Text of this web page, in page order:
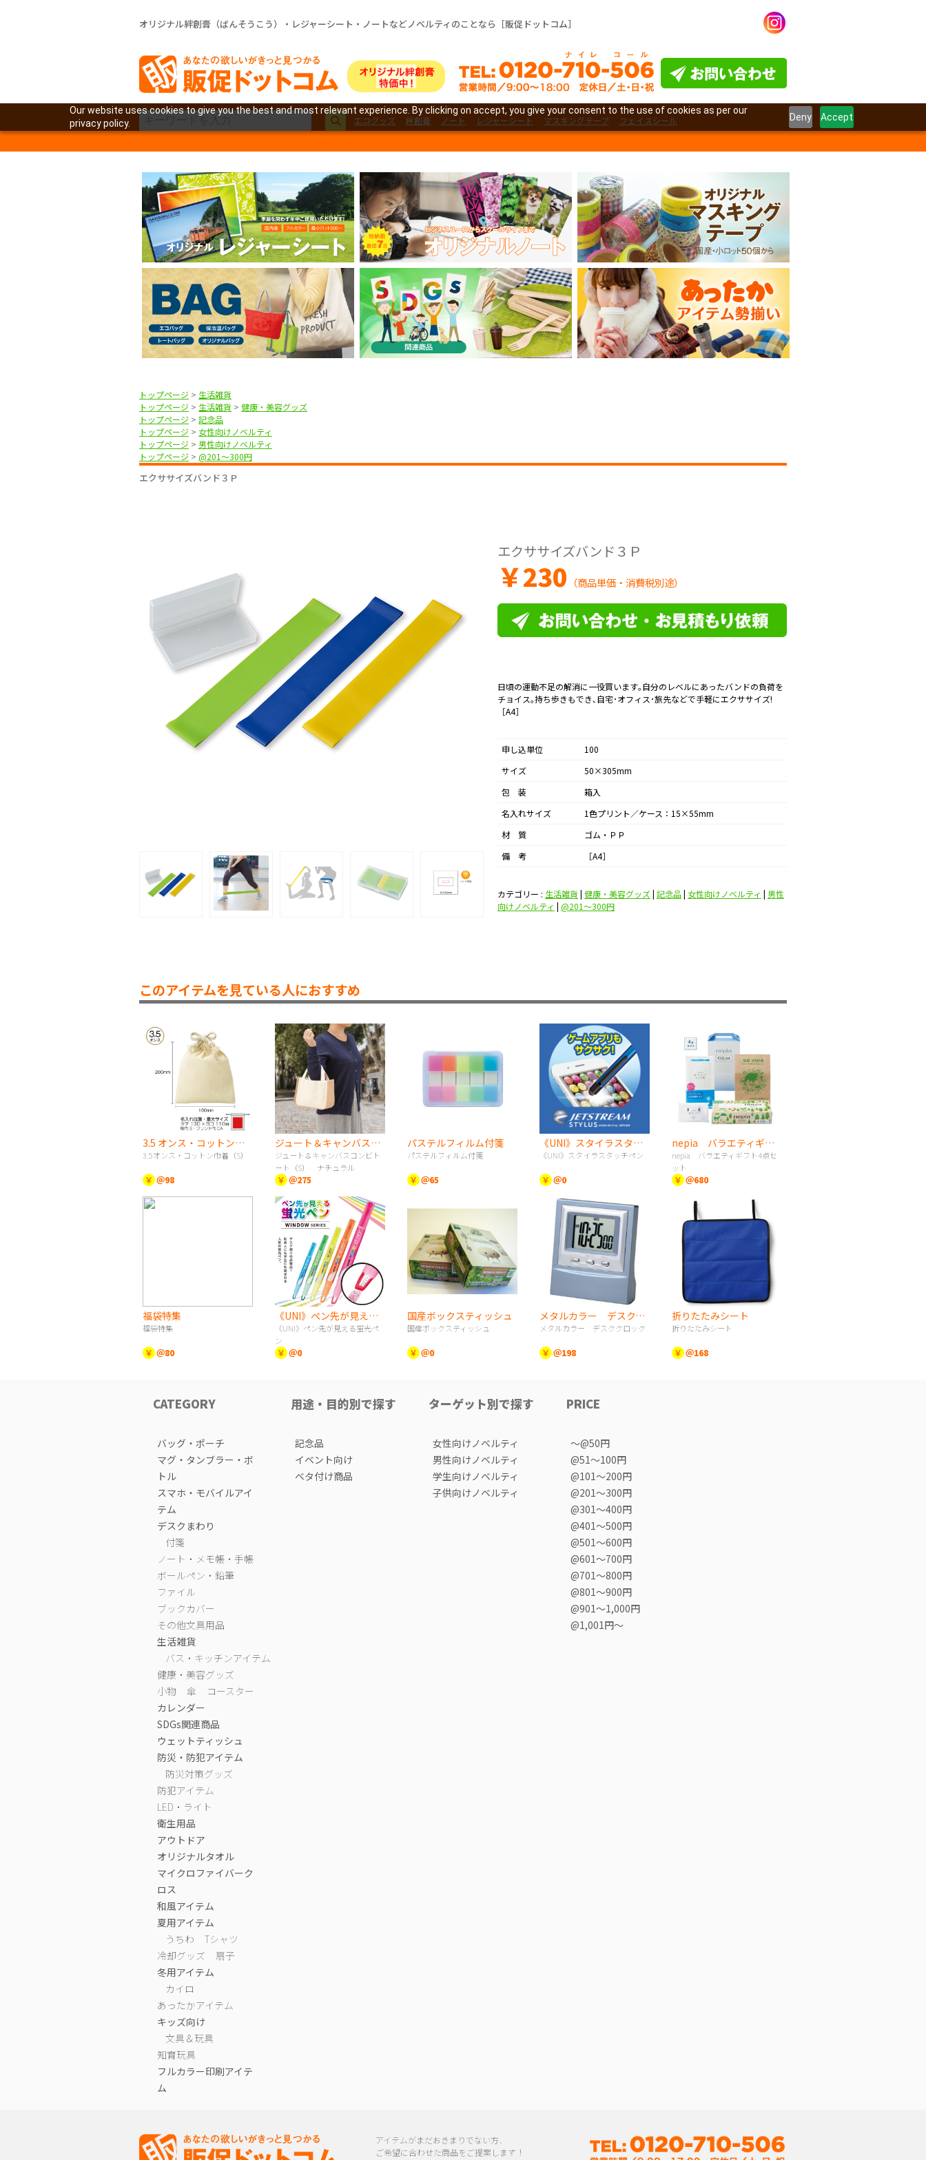
Our website uses cookies to give you the best and most relevant experience. By clicking on accept, you give your consent to the use of cookies as per our
privacy policy.
Deny Accept
オリジナル絆創膏（ばんそうこう）・レジャーシート・ノートなどノベルティのことなら［販促ドットコム］
エコグッズ 絆創膏 ノート レジャーシート マスキングテープ フェイスシール
トップページ > 生活雑貨
トップページ > 生活雑貨 > 健康・美容グッズ
トップページ > 記念品
トップページ > 女性向けノベルティ
トップページ > 男性向けノベルティ
トップページ > @201〜300円
エクササイズバンド３Ｐ
エクササイズバンド３Ｐ
￥230 （商品単価・消費税別途）
日頃の運動不足の解消に一役買います｡自分のレベルにあったバンドの負荷を
チョイス｡持ち歩きもでき､自宅･オフィス･旅先などで手軽にエクササイズ!
［A4］
申し込単位
100
サイズ
50×305mm
包 装
箱入
名入れサイズ
1色プリント／ケース：15×55mm
材 質
ゴム・ＰＰ
備 考
［A4］
カテゴリー : 生活雑貨| 健康・美容グッズ| 記念品| 女性向けノベルティ | 男性
向けノベルティ | @201〜300円
このアイテムを見ている人におすすめ
3.5 オンス・コットン巾着（S）
3.5オンス・コットン巾着（S）
￥ ＠98
ジュート＆キャンバスコンビトート（S） ナチュラル
ジュート＆キャンバスコンビト
ート（S） ナチュラル
￥ ＠275
パステルフィルム付箋
パステルフィルム付箋
￥ ＠65
《UNI》スタイラスタッチペン
《UNI》スタイラスタッチペン
￥ ＠0
nepia バラエティギフト4点セット
nepia バラエティギフト4点セ
ット
￥ ＠680
福袋特集
福袋特集
￥ ＠80
《UNI》ペン先が見える蛍光ペン
《UNI》ペン先が見える蛍光ペ
ン
￥ ＠0
国産ボックスティッシュ
国産ボックスティッシュ
￥ ＠0
メタルカラー デスククロック
メタルカラー デスククロック
￥ ＠198
折りたたみシート
折りたたみシート
￥ ＠168
CATEGORY
バッグ・ポーチ
マグ・タンブラー・ボ
トル
スマホ・モバイルアイ
テム
デスクまわり
付箋
ノート・メモ帳・手帳
ボールペン・鉛筆
ファイル
ブックカバー
その他文具用品
生活雑貨
バス・キッチンアイテム
健康・美容グッズ
小物
傘
コースター
カレンダー
SDGs関連商品
ウェットティッシュ
防災・防犯アイテム
防災対策グッズ
防犯アイテム
LED・ライト
衛生用品
アウトドア
オリジナルタオル
マイクロファイバーク
ロス
和風アイテム
夏用アイテム
うちわ
Tシャツ
冷却グッズ
扇子
冬用アイテム
カイロ
あったかアイテム
キッズ向け
文具＆玩具
知育玩具
フルカラー印刷アイテ
ム
用途・目的別で探す
記念品
イベント向け
ベタ付け商品
ターゲット別で探す
女性向けノベルティ
男性向けノベルティ
学生向けノベルティ
子供向けノベルティ
PRICE
〜@50円
@51〜100円
@101〜200円
@201〜300円
@301〜400円
@401〜500円
@501〜600円
@601〜700円
@701〜800円
@801〜900円
@901〜1,000円
@1,001円〜
アイテムがまだおきまりでない方、
ご希望に合わせた商品をご提案します！